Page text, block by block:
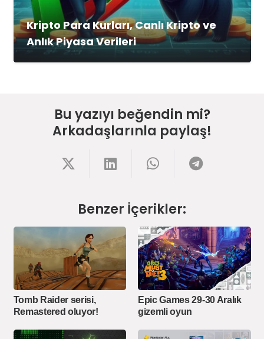
Kripto Para Kurları, Canlı Kripto ve
Anlık Piyasa Verileri
Bu yazıyı beğendin mi?
Arkadaşlarınla paylaş!
Benzer İçerikler:
Tomb Raider serisi,
Remastered oluyor!
Epic Games 29-30 Aralık
gizemli oyun